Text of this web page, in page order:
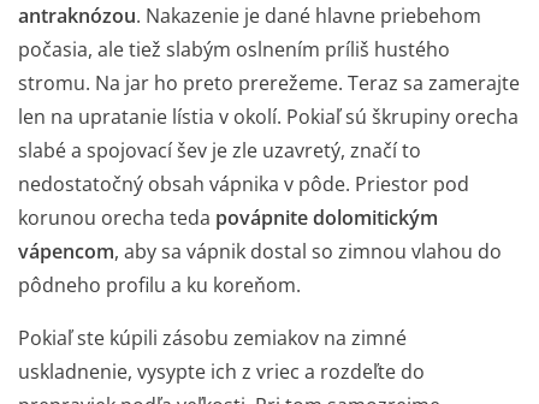
antraknózou. Nakazenie je dané hlavne priebehom
počasia, ale tiež slabým oslnením príliš hustého
stromu. Na jar ho preto prerežeme. Teraz sa zamerajte
len na upratanie lístia v okolí. Pokiaľ sú škrupiny orecha
slabé a spojovací šev je zle uzavretý, značí to
nedostatočný obsah vápnika v pôde. Priestor pod
korunou orecha teda povápnite dolomitickým
vápencom, aby sa vápnik dostal so zimnou vlahou do
pôdneho profilu a ku koreňom.
Pokiaľ ste kúpili zásobu zemiakov na zimné
uskladnenie, vysypte ich z vriec a rozdeľte do